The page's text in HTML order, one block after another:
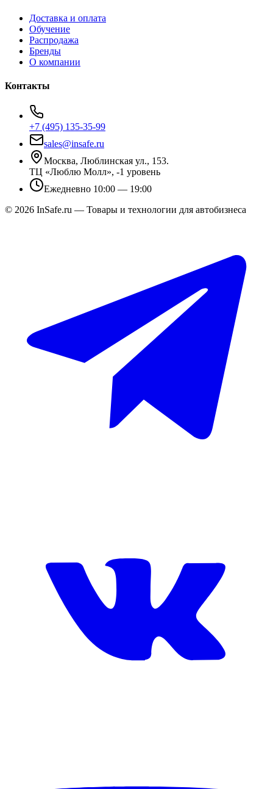
Доставка и оплата
Обучение
Распродажа
Бренды
О компании
Контакты
+7 (495) 135-35-99
sales@insafe.ru
Москва, Люблинская ул., 153.
ТЦ «Люблю Молл», -1 уровень
Ежедневно 10:00 — 19:00
© 2026 InSafe.ru — Товары и технологии для автобизнеса